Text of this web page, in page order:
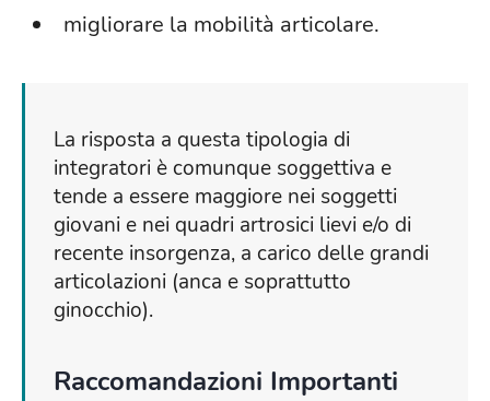
migliorare la mobilità articolare.
La risposta a questa tipologia di
integratori è comunque soggettiva e
tende a essere maggiore nei soggetti
giovani e nei quadri artrosici lievi e/o di
recente insorgenza, a carico delle grandi
articolazioni (anca e soprattutto
ginocchio).
Raccomandazioni Importanti